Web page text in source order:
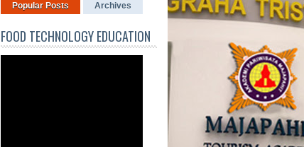
Popular Posts Archives
FOOD TECHNOLOGY EDUCATION